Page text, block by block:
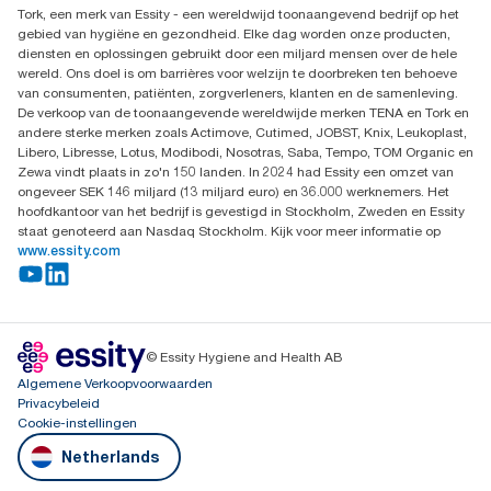
Dispenserklacht
Essity Netherlands B.V.
Arnhemse Bovenweg 120
3708 AH ZEIST
Nederland
Tork, een merk van Essity - een wereldwijd toonaangevend bedrijf op het
gebied van hygiëne en gezondheid. Elke dag worden onze producten,
diensten en oplossingen gebruikt door een miljard mensen over de hele
wereld. Ons doel is om barrières voor welzijn te doorbreken ten behoeve
van consumenten, patiënten, zorgverleners, klanten en de samenleving.
De verkoop van de toonaangevende wereldwijde merken TENA en Tork en
andere sterke merken zoals Actimove, Cutimed, JOBST, Knix, Leukoplast,
Libero, Libresse, Lotus, Modibodi, Nosotras, Saba, Tempo, TOM Organic en
Zewa vindt plaats in zo'n 150 landen. In 2024 had Essity een omzet van
ongeveer SEK 146 miljard (13 miljard euro) en 36.000 werknemers. Het
hoofdkantoor van het bedrijf is gevestigd in Stockholm, Zweden en Essity
staat genoteerd aan Nasdaq Stockholm. Kijk voor meer informatie op
www.essity.com
© Essity Hygiene and Health AB
Algemene Verkoopvoorwaarden
Privacybeleid
Cookie-instellingen
Netherlands